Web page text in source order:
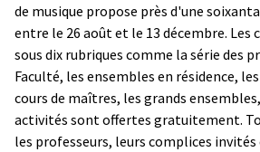
de musique propose près d'une
entre le 26 août et le 13 décembre.
sous dix rubriques comme la série des
Faculté, les ensembles en résidence,
cours de maîtres, les grands
activités sont offertes gratuitement.
les professeurs, leurs complices